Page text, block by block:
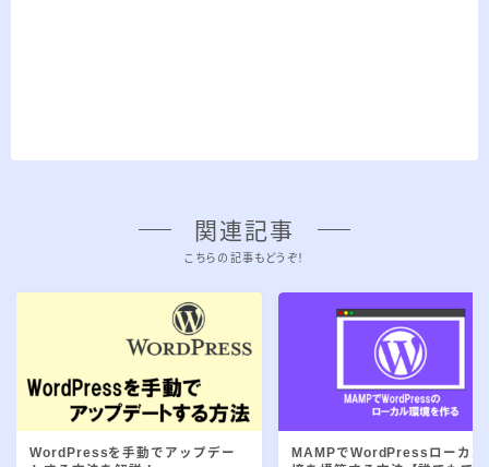
関連記事
こちらの記事もどうぞ！
WordPressを手動でアップデー
MAMPでWordPressローカル